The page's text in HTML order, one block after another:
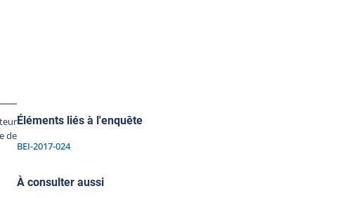
de
Éléments liés à l'enquête
BEI-2017-024
À consulter aussi